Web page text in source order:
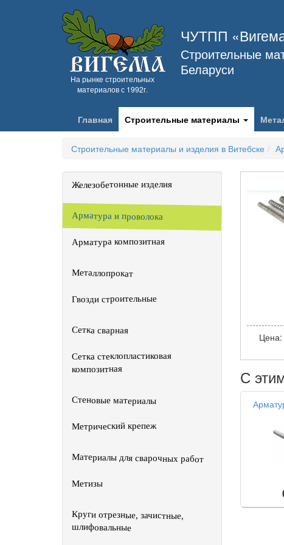
На рынке строительных
материалов с 1992г.
ЧУТПП
Строительные
Беларуси
Главная Строительные материалы
Строительные материалы и изделия в Витебске
Железобетонные изделия
Арматура и проволока
Арматура композитная
Металлопрокат
Гвозди строительные
Сетка сварная
Сетка стеклопластиковая
композитная
Стеновые материалы
Метрический крепеж
Материалы для сварочных работ
Метизы
Круги отрезные, зачистные,
шлифовальные
Цена:
С